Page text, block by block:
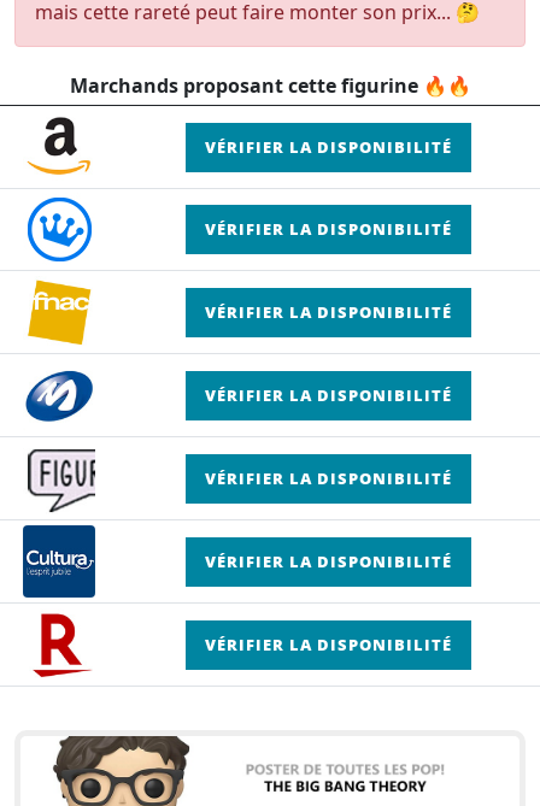
mais cette rareté peut faire monter son prix... 🤔
Marchands proposant cette figurine 🔥🔥
VÉRIFIER LA DISPONIBILITÉ
VÉRIFIER LA DISPONIBILITÉ
VÉRIFIER LA DISPONIBILITÉ
VÉRIFIER LA DISPONIBILITÉ
VÉRIFIER LA DISPONIBILITÉ
VÉRIFIER LA DISPONIBILITÉ
VÉRIFIER LA DISPONIBILITÉ